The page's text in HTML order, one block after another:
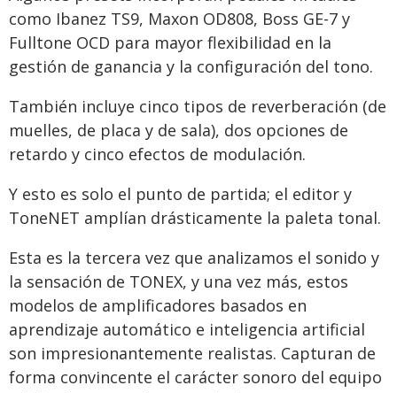
como Ibanez TS9, Maxon OD808, Boss GE-7 y
Fulltone OCD para mayor flexibilidad en la
gestión de ganancia y la configuración del tono.
También incluye cinco tipos de reverberación (de
muelles, de placa y de sala), dos opciones de
retardo y cinco efectos de modulación.
Y esto es solo el punto de partida; el editor y
ToneNET amplían drásticamente la paleta tonal.
Esta es la tercera vez que analizamos el sonido y
la sensación de TONEX, y una vez más, estos
modelos de amplificadores basados en
aprendizaje automático e inteligencia artificial
son impresionantemente realistas. Capturan de
forma convincente el carácter sonoro del equipo